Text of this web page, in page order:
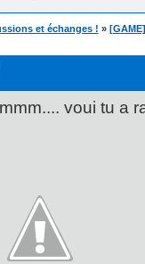
et échanges ! »
voui tu a